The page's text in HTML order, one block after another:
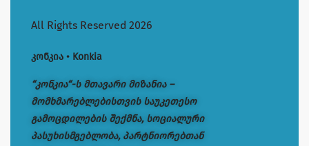
All Rights Reserved 2026
კონკია • Konkia
“კონკია“-ს მთავარი მიზანია –
მომხმარებლებისთვის საუკეთესო
გამოცდილების შექმნა, სოციალური
პასუხისმგებლობა, პარტნიორებთან